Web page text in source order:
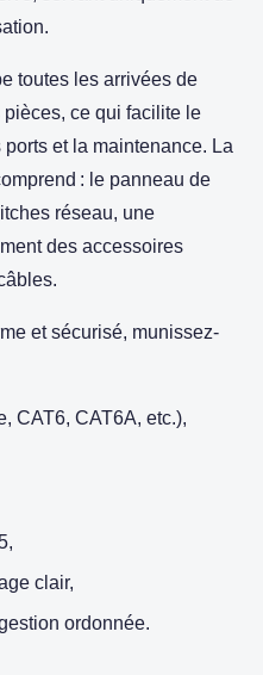
toutes les arrivées de
ce qui facilite le
et la maintenance. La
: le panneau de
réseau, une
des accessoires
et sécurisé, munissez-
CAT6, CAT6A, etc.),
clair,
ordonnée.